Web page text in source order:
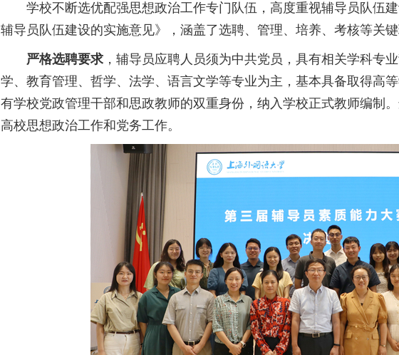
学校不断选优配强思想政治工作专门队伍 ， 高度重视辅导员队伍
辅导员队伍建设的实施意见》
，涵盖了选聘、管理、培养、考核等关
严格选聘要求 ， 辅导员应聘人员须为中共党员，具有相关学科专
学、教育管理、哲学、法学、语言文学等专业为主，基本具备取得高
有学校党政管理干部和思政教师的双重身份，纳入学校正式教师编制。
高校思想政治工作和党务工作。